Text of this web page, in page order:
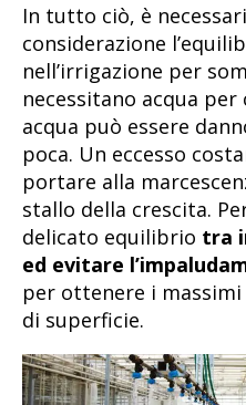
In tutto ciò, è
considerazione
nell’irrigazione per
necessitano acqua
acqua può essere
poca. Un eccesso
portare alla
stallo della crescita.
delicato equilibrio tra
ed evitare
per ottenere i massimi
di superficie.